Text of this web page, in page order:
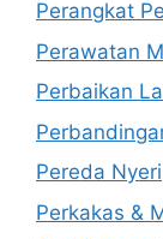
Perangkat
Perawatan
Perbaikan
Pereda Nyeri
Perkakas &